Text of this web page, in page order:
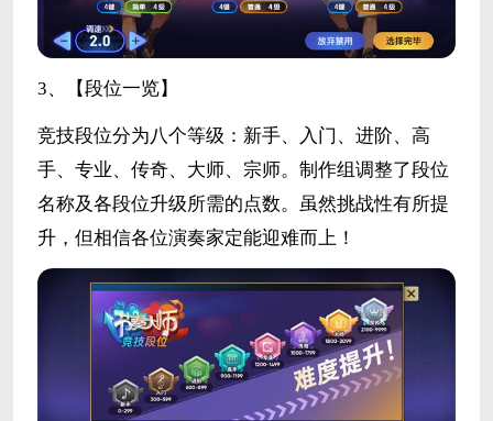
3、【段位一览】
竞技段位分为八个等级：新手、入门、进阶、高
手、专业、传奇、大师、宗师。制作组调整了段位
名称及各段位升级所需的点数。虽然挑战性有所提
升，但相信各位演奏家定能迎难而上！